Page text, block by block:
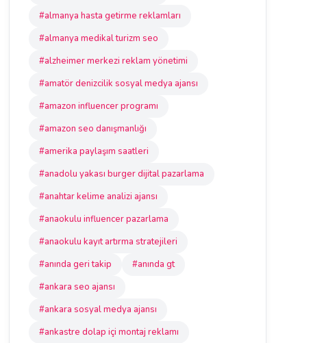
#almanya hasta getirme reklamları
#almanya medikal turizm seo
#alzheimer merkezi reklam yönetimi
#amatör denizcilik sosyal medya ajansı
#amazon influencer programı
#amazon seo danışmanlığı
#amerika paylaşım saatleri
#anadolu yakası burger dijital pazarlama
#anahtar kelime analizi ajansı
#anaokulu influencer pazarlama
#anaokulu kayıt artırma stratejileri
#anında geri takip
#anında gt
#ankara seo ajansı
#ankara sosyal medya ajansı
#ankastre dolap içi montaj reklamı